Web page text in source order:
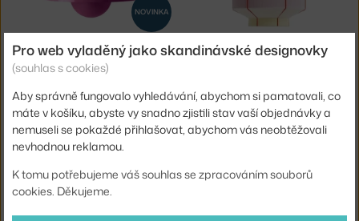
NOVINKA
FLOWERPOT VP2, TANGY PINK
&TRADITION
3 - 5 týdnů,14 688 Kč
BONBON Ø38, ICE CREAM
HAY
Pro web vyladěný jako skandinávské designovky
(souhlas s cookies)
Aby správně fungovalo vyhledávání, abychom si pamatovali, co
máte v košíku, abyste vy snadno zjistili stav vaší objednávky a
nemuseli se pokaždé přihlašovat, abychom vás neobtěžovali
nevhodnou reklamou.
K tomu potřebujeme váš souhlas se zpracováním souborů
cookies. Děkujeme.